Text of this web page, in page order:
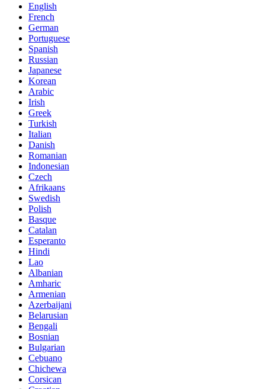
English
French
German
Portuguese
Spanish
Russian
Japanese
Korean
Arabic
Irish
Greek
Turkish
Italian
Danish
Romanian
Indonesian
Czech
Afrikaans
Swedish
Polish
Basque
Catalan
Esperanto
Hindi
Lao
Albanian
Amharic
Armenian
Azerbaijani
Belarusian
Bengali
Bosnian
Bulgarian
Cebuano
Chichewa
Corsican